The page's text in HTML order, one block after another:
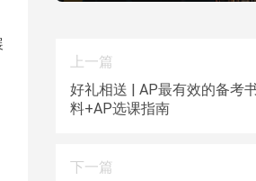
上一篇
好礼相送 | AP最有效的备考
料+AP选课指南
下一篇